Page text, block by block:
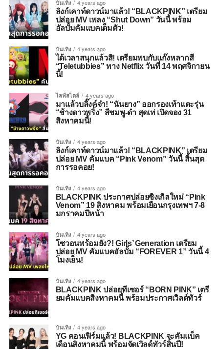
บันเทิง 4 years ago
ลิงก์เคาท์ดาวน์มาแล้ว! “BLACKPINK” เตรียม
ปล่อย MV เพลง “Shut Down” วันนี้ พร้อม
อัลบั้มคัมแบคเต็มตัว!
บันเทิง 4 years ago
ได้เวลาสนุกแล้วสิ! เตรียมพบกับแก๊งหลากสี
“Teletubbies” ทาง Netflix วันที่ 14 พฤศจิกายน
นี้!
ไลฟ์สไตล์ 4 years ago
มาแล้วบลิ๊งค์จ๋า! “นันยาง” ออกรองเท้าแตะรุ่น
“ช้างดาวพริ้ง” สีชมพู-ดำ สุดเท่ เปิดจอง 31
สิงหาคมนี้!
บันเทิง 4 years ago
ลิงก์เคาท์ดาวน์มาแล้ว! “BLACKPINK” เตรียม
ปล่อย MV คัมแบค “Pink Venom” วันนี้ สิ้นสุด
การรอคอย!
บันเทิง 4 years ago
BLACKPINK ประกาศปล่อยซิงเกิลใหม่ “Pink
Venom” 19 สิงหาคม พร้อมเยือนกรุงเทพฯ 7-8
มกราคมปีหน้า
บันเทิง 4 years ago
โซวอนพร้อมยัง?! Girls’ Generation เตรียม
ปล่อย MV คัมแบคอัลบั้ม “FOREVER 1” วันนี้ 4
โมงเย็น!
บันเทิง 4 years ago
BLACKPINK ปล่อยทีเซอร์ “BORN PINK” เตรี
ยมคัมแบคสิงหาคมนี้ พร้อมประกาศเวิลด์ทัวร์
บันเทิง 4 years ago
YG คอนเฟิร์มแล้ว! BLACKPINK จะคัมแบ็ค
เดือนสิงหาคมนี้ พร้อมจัดเวิลด์ทัวร์สิ้นปี!